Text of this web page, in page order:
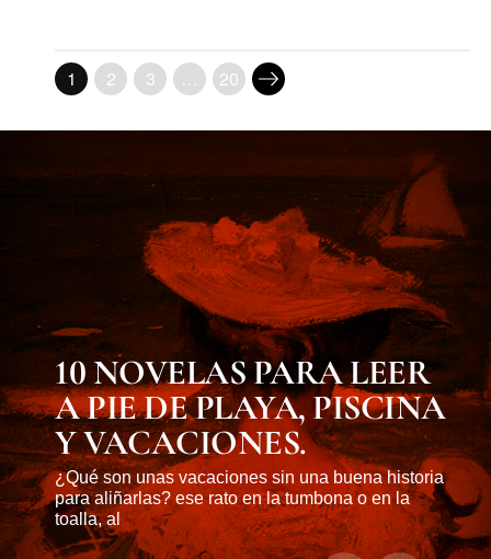
1 2 3 … 20
10 NOVELAS PARA LEER
A PIE DE PLAYA, PISCINA
Y VACACIONES.
¿Qué son unas vacaciones sin una buena historia
para aliñarlas? ese rato en la tumbona o en la
toalla, al